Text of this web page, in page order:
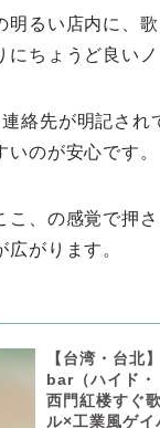
明るい店内に、
にちょうど良いノ
絡先が明記され
のが安心です。
こ、の感覚で押
広がります。
【台湾・台
bar（ハイド・
西門紅楼すぐ
ル×工業風ゲイ